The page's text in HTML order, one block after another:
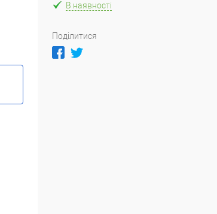
В наявності
Поділитися